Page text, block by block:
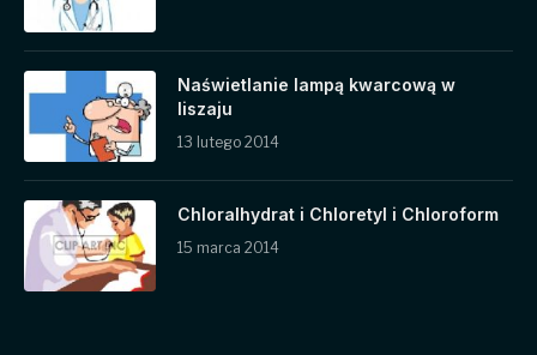
Naświetlanie lampą kwarcową w
liszaju
13 lutego 2014
Chloralhydrat i Chloretyl i Chloroform
15 marca 2014